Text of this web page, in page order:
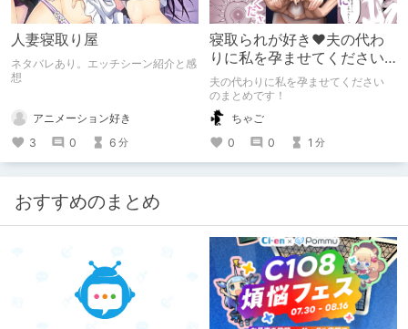
人妻寝取り屋
ネタバレあり。エッチシーン紹介と感
想
アニメーション好き
3
0 6 分
寝取られが好き♥夫の代わ
りに私を孕ませてください
★
夫の代わりに私を孕ませてください
のまとめです！
ちゃご
0
0 1 分
おすすめのまとめ